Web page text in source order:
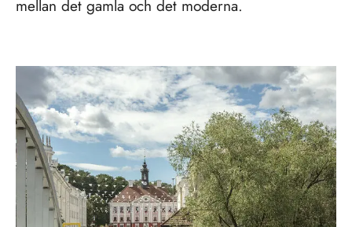
mellan det gamla och det moderna.